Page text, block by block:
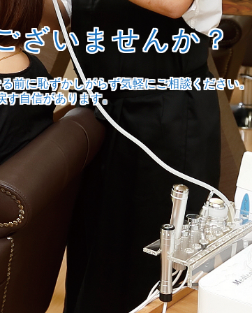
ざいませんか？
前に恥ずかしがらず気軽にご相談ください。
す自信があります。